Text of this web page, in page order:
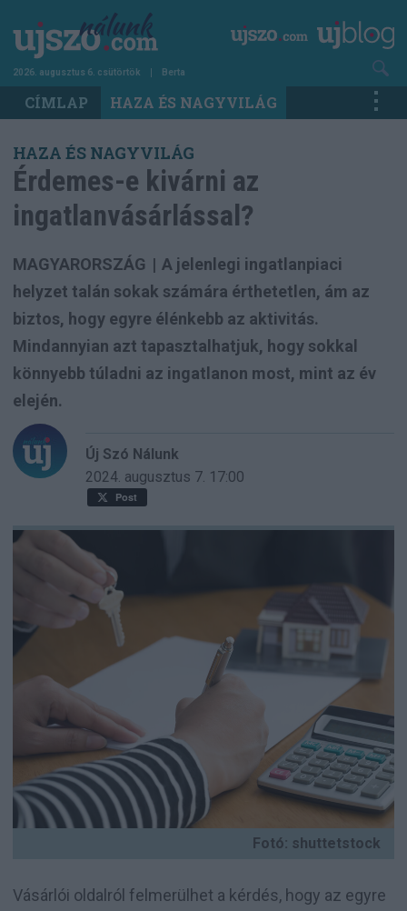
tartalomra
2026. augusztus 6. csütörtök Berta
Main
navigation
CÍMLAP HAZA ÉS NAGYVILÁG
HAZA ÉS NAGYVILÁG
Érdemes-e kivárni az
ingatlanvásárlással?
MAGYARORSZÁG | A jelenlegi ingatlanpiaci
helyzet talán sokak számára érthetetlen, ám az
biztos, hogy egyre élénkebb az aktivitás.
Mindannyian azt tapasztalhatjuk, hogy sokkal
könnyebb túladni az ingatlanon most, mint az év
elején.
Új Szó Nálunk
2024. augusztus 7. 17:00
Post
Fotó: shuttetstock
Vásárlói oldalról felmerülhet a kérdés, hogy az egyre